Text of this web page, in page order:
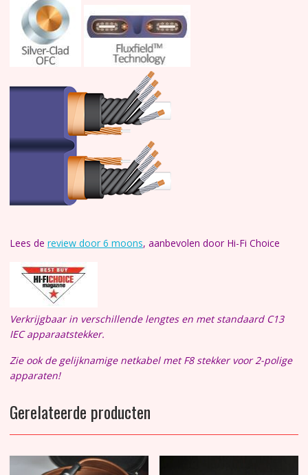
Lees de review door 6 moons, aanbevolen door Hi-Fi Choice
Verkrijgbaar in verschillende lengtes en met standaard C13
IEC apparaatstekker.
Zie ook de gelijknamige netkabel met F8 stekker voor 2-polige
apparaten!
Gerelateerde producten